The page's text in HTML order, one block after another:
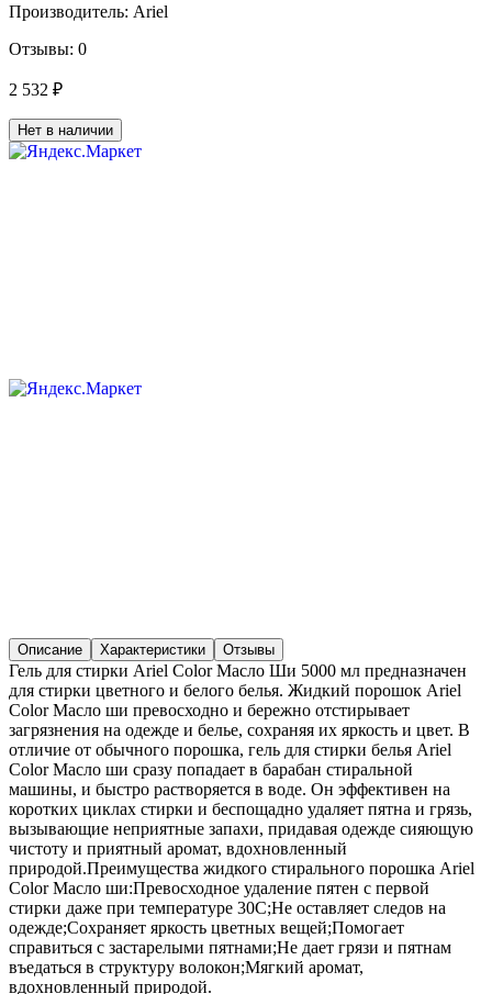
Производитель: Ariel
Отзывы: 0
2 532 ₽
Нет в наличии
Описание Характеристики Отзывы
Гель для стирки Ariel Color Масло Ши 5000 мл предназначен
для стирки цветного и белого белья. Жидкий порошок Ariel
Color Масло ши превосходно и бережно отстирывает
загрязнения на одежде и белье, сохраняя их яркость и цвет. В
отличие от обычного порошка, гель для стирки белья Ariel
Color Масло ши сразу попадает в барабан стиральной
машины, и быстро растворяется в воде. Он эффективен на
коротких циклах стирки и беспощадно удаляет пятна и грязь,
вызывающие неприятные запахи, придавая одежде сияющую
чистоту и приятный аромат, вдохновленный
природой.Преимущества жидкого стирального порошка Ariel
Color Масло ши:Превосходное удаление пятен с первой
стирки даже при температуре 30C;Не оставляет следов на
одежде;Сохраняет яркость цветных вещей;Помогает
справиться с застарелыми пятнами;Не дает грязи и пятнам
въедаться в структуру волокон;Мягкий аромат,
вдохновленный природой.